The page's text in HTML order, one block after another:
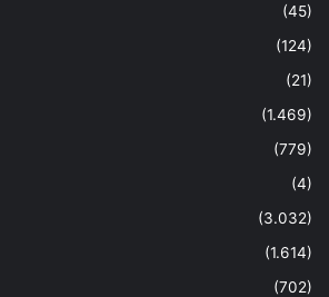
(45)
(124)
(21)
(1.469)
(779)
(4)
(3.032)
(1.614)
(702)